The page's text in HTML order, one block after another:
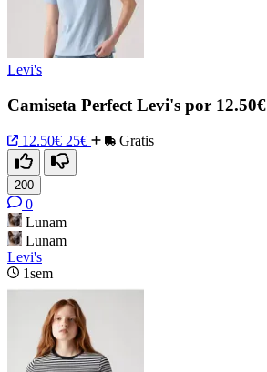
Levi's
Camiseta Perfect Levi's por 12.50€
12.50€ 25€ Gratis
200
0
Lunam
Lunam
Levi's
1sem